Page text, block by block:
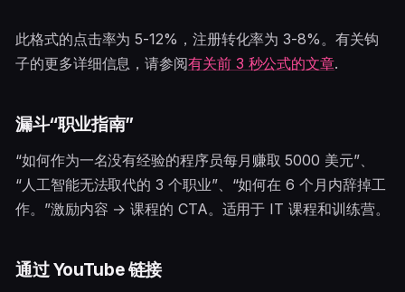
此格式的点击率为 5-12%，注册转化率为 3-8%。有关钩
子的更多详细信息，请参阅有关前 3 秒公式的文章.
漏斗“职业指南”
“如何作为一名没有经验的程序员每月赚取 5000 美元”、
“人工智能无法取代的 3 个职业”、“如何在 6 个月内辞掉工
作。”激励内容 → 课程的 CTA。适用于 IT 课程和训练营。
通过 YouTube 链接